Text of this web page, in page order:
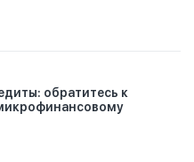
обратитесь к